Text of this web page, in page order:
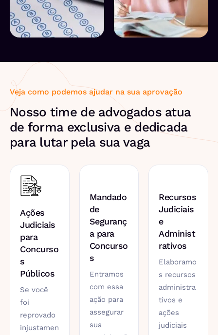
Veja como podemos ajudar na sua aprovação
Nosso time de advogados atua
de forma exclusiva e dedicada
para lutar pela sua vaga
Ações
Judiciais
para
Concurso
s
Públicos
Se você
foi
reprovado
injustamen
Mandado
de
Seguranç
a para
Concurso
s
Entramos
com essa
ação para
assegurar
sua
Recursos
Judiciais
e
Administ
rativos
Elaboramo
s recursos
administra
tivos e
ações
judiciais